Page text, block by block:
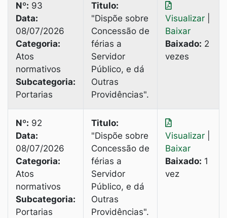
Nº: 93
Data:
08/07/2026
Categoria:
Atos
normativos
Subcategoria:
Portarias
Titulo:
"Dispõe sobre
Concessão de
férias a
Servidor
Público, e dá
Outras
Providências".
Visualizar
Baixar
Baixado: 2
vezes
Nº: 92
Data:
08/07/2026
Categoria:
Atos
normativos
Subcategoria:
Portarias
Titulo:
"Dispõe sobre
Concessão de
férias a
Servidor
Público, e dá
Outras
Providências".
Visualizar
Baixar
Baixado: 1
vez